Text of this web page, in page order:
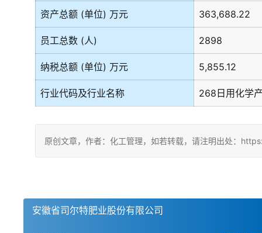
资产总额 (单位) 万元 363,688.22
员工总数 (人) 2898
纳税总额 (单位) 万元 5,855.12
行业代码及行业名称 268日用化学
原创文章，作者：化工管理，如若转载，请注明出处：
安徽省司尔特肥业股份有限公司